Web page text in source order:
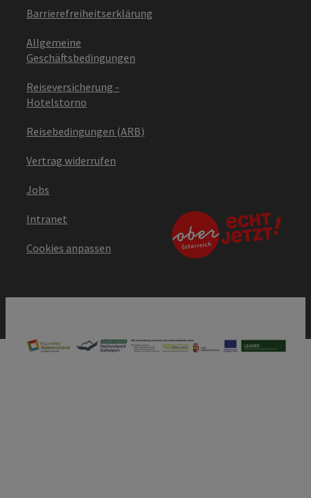
Barrierefreiheitserklärung
Allgemeine
Geschäftsbedingungen
Reiseversicherung -
Hotelstorno
Reisebedingungen (ARB)
Vertrag widerrufen
Jobs
Intranet
Cookies anpassen